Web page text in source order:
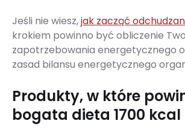
Jeśli nie wiesz,jak zacząć
krokiem powinno być obliczenie
zapotrzebowania energetycznego
zasad bilansu energetycznego
Produkty, w które
bogata dieta 1700 kcal